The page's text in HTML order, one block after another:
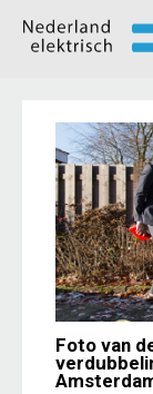
Foto van